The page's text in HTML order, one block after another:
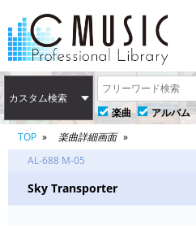
カスタム検索
楽曲
アルバム
TOP
楽曲詳細画面
AL-688 M-05
Sky Transporter